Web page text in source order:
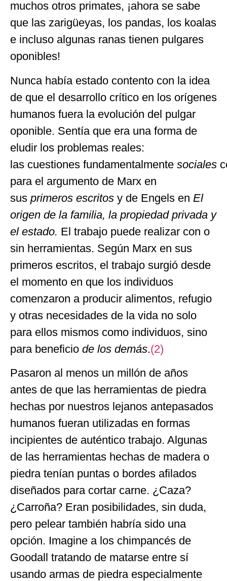
muchos otros primates, ¡ahora se sabe
que las zarigüeyas, los pandas, los koalas
e incluso algunas ranas tienen pulgares
oponibles!
Nunca había estado contento con la idea
de que el desarrollo crítico en los orígenes
humanos fuera la evolución del pulgar
oponible. Sentía que era una forma de
eludir los problemas reales:
las cuestiones fundamentalmente sociales
para el argumento de Marx en
sus primeros escritos y de Engels en El
origen de la familia, la propiedad privada y
el estado. El trabajo puede realizar con o
sin herramientas. Según Marx en sus
primeros escritos, el trabajo surgió desde
el momento en que los individuos
comenzaron a producir alimentos, refugio
y otras necesidades de la vida no solo
para ellos mismos como individuos, sino
para beneficio de los demás.(2)
Pasaron al menos un millón de años
antes de que las herramientas de piedra
hechas por nuestros lejanos antepasados
humanos fueran utilizadas en formas
incipientes de auténtico trabajo. Algunas
de las herramientas hechas de madera o
piedra tenían puntas o bordes afilados
diseñados para cortar carne. ¿Caza?
¿Carroña? Eran posibilidades, sin duda,
pero pelear también habría sido una
opción. Imagine a los chimpancés de
Goodall tratando de matarse entre sí
usando armas de piedra especialmente